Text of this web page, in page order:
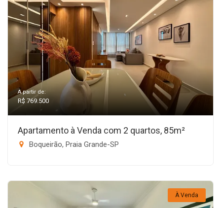
A partir de:
R$ 769.500
Apartamento à Venda com 2 quartos, 85m²
Boqueirão, Praia Grande-SP
À Venda